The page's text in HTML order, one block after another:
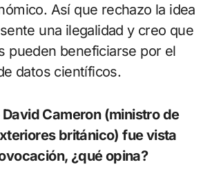
Así que rechazo la idea
una ilegalidad y creo que
pueden beneficiarse por el
datos científicos.
David Cameron (ministro de
británico) fue vista
¿qué opina?